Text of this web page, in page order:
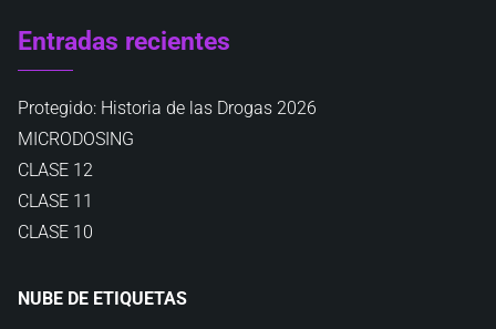
Entradas recientes
Protegido: Historia de las Drogas 2026
MICRODOSING
CLASE 12
CLASE 11
CLASE 10
NUBE DE ETIQUETAS